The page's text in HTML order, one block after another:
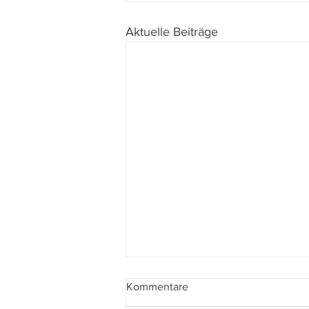
Aktuelle Beiträge
Kommentare